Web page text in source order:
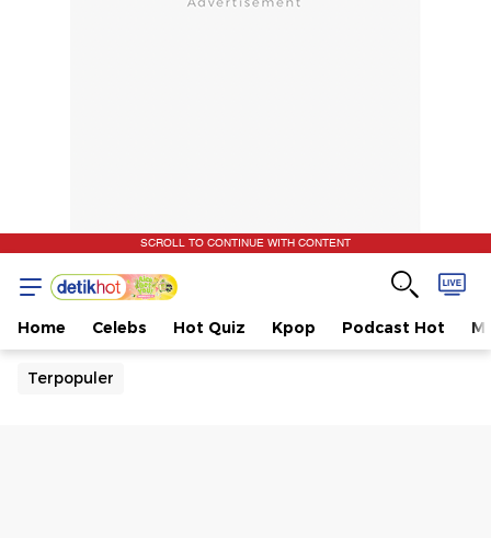
SCROLL TO CONTINUE WITH CONTENT
Home Celebs Hot Quiz Kpop Podcast Hot
Terpopuler